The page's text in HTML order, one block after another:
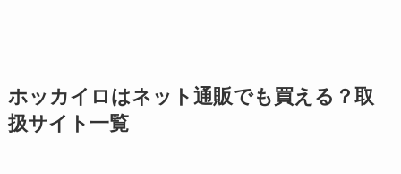
ホッカイロ はネット通販でも買える？取
扱サイト一覧